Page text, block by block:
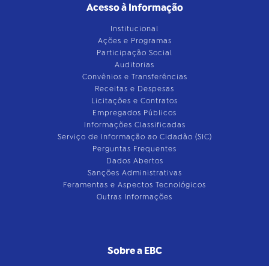
Acesso à Informação
Institucional
Ações e Programas
Participação Social
Auditorias
Convênios e Transferências
Receitas e Despesas
Licitações e Contratos
Empregados Públicos
Informações Classificadas
Serviço de Informação ao Cidadão (SIC)
Perguntas Frequentes
Dados Abertos
Sanções Administrativas
Feramentas e Aspectos Tecnológicos
Outras Informações
Sobre a EBC